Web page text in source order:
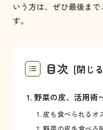
いう方は、ぜひ最後ま
す。
目次
野菜の皮、活用術
皮も食べられるオ